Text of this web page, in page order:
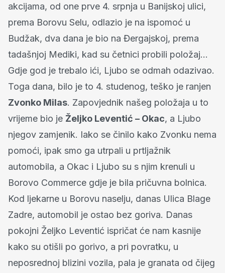
akcijama, od one prve 4. srpnja u Banijskoj ulici,
prema Borovu Selu, odlazio je na ispomoć u
Budžak, dva dana je bio na Đergajskoj, prema
tadašnjoj Mediki, kad su četnici probili položaj…
Gdje god je trebalo ići, Ljubo se odmah odazivao.
Toga dana, bilo je to 4. studenog, teško je ranjen
Zvonko Milas. Zapovjednik našeg položaja u to
vrijeme bio je Željko Leventić – Okac, a Ljubo
njegov zamjenik. Iako se činilo kako Zvonku nema
pomoći, ipak smo ga utrpali u prtljažnik
automobila, a Okac i Ljubo su s njim krenuli u
Borovo Commerce gdje je bila pričuvna bolnica.
Kod ljekarne u Borovu naselju, danas Ulica Blage
Zadre, automobil je ostao bez goriva. Danas
pokojni Željko Leventić ispričat će nam kasnije
kako su otišli po gorivo, a pri povratku, u
neposrednoj blizini vozila, pala je granata od čijeg